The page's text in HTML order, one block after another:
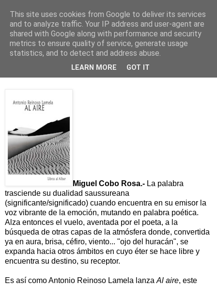
Los buenos vientos de Reinoso Lamela
Miguel Cobo Rosa.- La palabra
trasciende su dualidad saussureana
(significante/significado) cuando encuentra en su emisor la
voz vibrante de la emoción, mutando en palabra poética.
Alza entonces el vuelo, aventada por el poeta, a la
búsqueda de otras capas de la atmósfera donde, convertida
ya en aura, brisa, céfiro, viento... "ojo del huracán", se
expanda hacia otros ámbitos en cuyo éter se hace libre y
encuentra su destino, su receptor.
Es así como Antonio Reinoso Lamela lanza Al aire, este
This site uses cookies from Google to deliver its services
and to analyze traffic. Your IP address and user-agent are
shared with Google along with performance and security
metrics to ensure quality of service, generate usage
statistics, and to detect and address abuse.
LEARN MORE GOT IT